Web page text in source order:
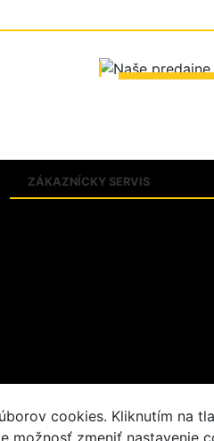
ZÁKAZNÍCKY SERVIS
cookies. Kliknutím na